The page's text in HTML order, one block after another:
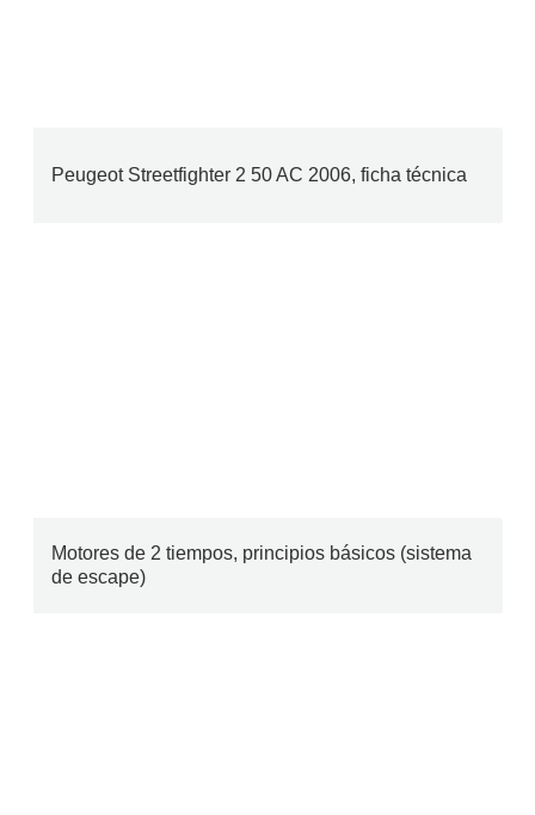
Peugeot Streetfighter 2 50 AC 2006, ficha técnica
Motores de 2 tiempos, principios básicos (sistema
de escape)